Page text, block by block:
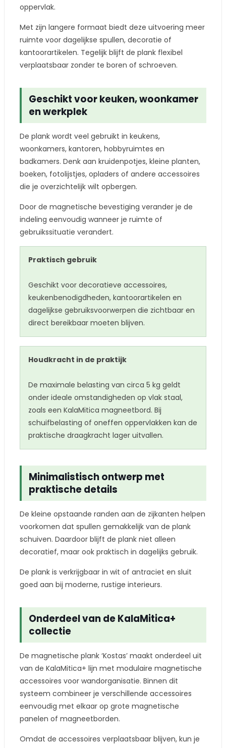
oppervlak.
Met zijn langere formaat biedt deze uitvoering meer
ruimte voor dagelijkse spullen, decoratie of
kantoorartikelen. Tegelijk blijft de plank flexibel
verplaatsbaar zonder te boren of schroeven.
Geschikt voor keuken, woonkamer
en werkplek
De plank wordt veel gebruikt in keukens,
woonkamers, kantoren, hobbyruimtes en
badkamers. Denk aan kruidenpotjes, kleine planten,
boeken, fotolijstjes, opladers of andere accessoires
die je overzichtelijk wilt opbergen.
Door de magnetische bevestiging verander je de
indeling eenvoudig wanneer je ruimte of
gebruikssituatie verandert.
Praktisch gebruik
Geschikt voor decoratieve accessoires,
keukenbenodigdheden, kantoorartikelen en
dagelijkse gebruiksvoorwerpen die zichtbaar en
direct bereikbaar moeten blijven.
Houdkracht in de praktijk
De maximale belasting van circa 5 kg geldt
onder ideale omstandigheden op vlak staal,
zoals een KalaMitica magneetbord. Bij
schuifbelasting of oneffen oppervlakken kan de
praktische draagkracht lager uitvallen.
Minimalistisch ontwerp met
praktische details
De kleine opstaande randen aan de zijkanten helpen
voorkomen dat spullen gemakkelijk van de plank
schuiven. Daardoor blijft de plank niet alleen
decoratief, maar ook praktisch in dagelijks gebruik.
De plank is verkrijgbaar in wit of antraciet en sluit
goed aan bij moderne, rustige interieurs.
Onderdeel van de KalaMitica+
collectie
De magnetische plank ‘Kostas’ maakt onderdeel uit
van de KalaMitica+ lijn met modulaire magnetische
accessoires voor wandorganisatie. Binnen dit
systeem combineer je verschillende accessoires
eenvoudig met elkaar op grote magnetische
panelen of magneetborden.
Omdat de accessoires verplaatsbaar blijven, kun je